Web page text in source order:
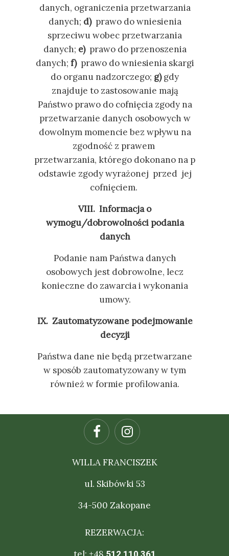
danych, ograniczenia przetwarzania
danych; d)prawo do wniesienia
sprzeciwu wobec przetwarzania
danych; e)prawo do przenoszenia
danych; f)prawo do wniesienia skargi
do organu nadzorczego; g)gdy
znajduje to zastosowanie mają
Państwo prawo do cofnięcia zgody na
przetwarzanie danych osobowych w
dowolnym momencie bez wpływu na
zgodność z prawem
przetwarzania, którego dokonano na p
odstawie zgody wyrażonej przed jej
cofnięciem.
VIII. Informacja o
wymogu/dobrowolności podania
danych
Podanie nam Państwa danych
osobowych jest dobrowolne, lecz
konieczne do zawarcia i wykonania
umowy.
IX. Zautomatyzowane podejmowanie
decyzji
Państwa dane nie będą przetwarzane
w sposób zautomatyzowany w tym
również w formie profilowania.
WILLA FRANCISZEK
ul. Skibówki 53
34-500 Zakopane
REZERWACJA:
512 110 361